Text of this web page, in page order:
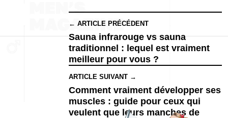
← ARTICLE PRÉCÉDENT
Sauna infrarouge vs sauna
traditionnel : lequel est vraiment
meilleur pour vous ?
ARTICLE SUIVANT →
Comment vraiment développer ses
muscles : guide pour ceux qui
veulent que leurs manches de